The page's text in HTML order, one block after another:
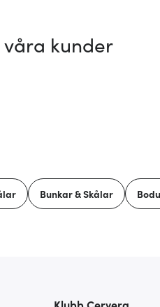
kunder
Bunkar & Skålar